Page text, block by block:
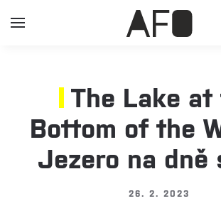
The Lake at
Bottom of the
Jezero na dně
26. 2. 2023